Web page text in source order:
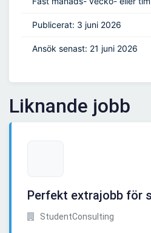
Publicerat: 3 juni 2026
Ansök senast: 21 juni 2026
Liknande jobb
Perfekt extrajobb för
StudentConsulting